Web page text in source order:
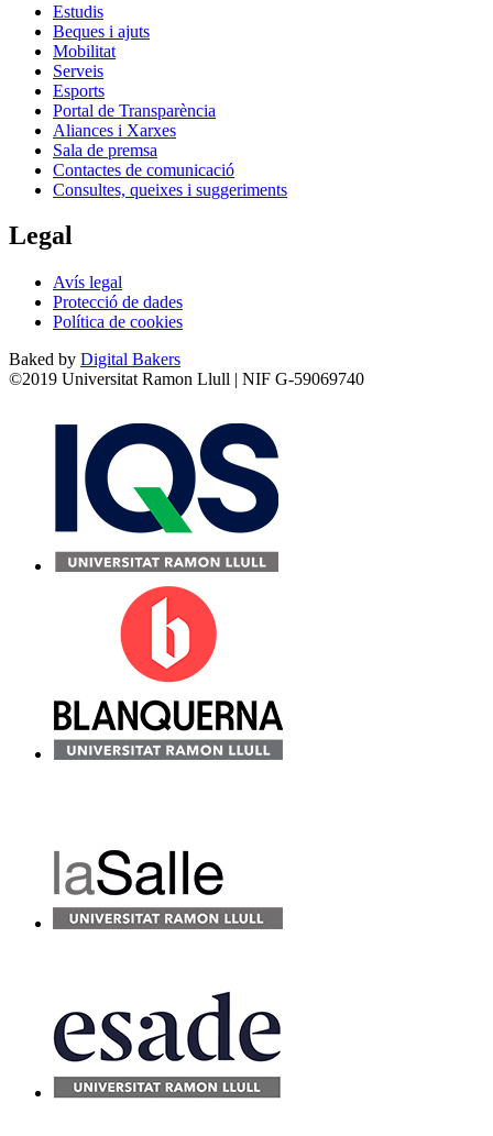
Estudis
Beques i ajuts
Mobilitat
Serveis
Esports
Portal de Transparència
Aliances i Xarxes
Sala de premsa
Contactes de comunicació
Consultes, queixes i suggeriments
Legal
Avís legal
Protecció de dades
Política de cookies
Baked by Digital Bakers
©2019 Universitat Ramon Llull | NIF G-59069740